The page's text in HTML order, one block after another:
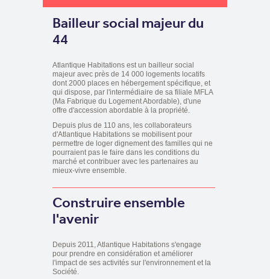
Bailleur social majeur du
44
Atlantique Habitations est un bailleur social
majeur avec près de 14 000 logements locatifs
dont 2000 places en hébergement spécifique, et
qui dispose, par l'intermédiaire de sa filiale MFLA
(Ma Fabrique du Logement Abordable), d'une
offre d'accession abordable à la propriété.
Depuis plus de 110 ans, les collaborateurs
d'Atlantique Habitations se mobilisent pour
permettre de loger dignement des familles qui ne
pourraient pas le faire dans les conditions du
marché et contribuer avec les partenaires au
mieux-vivre ensemble.
Construire ensemble
l'avenir
Depuis 2011, Atlantique Habitations s'engage
pour prendre en considération et améliorer
l'impact de ses activités sur l'environnement et la
Société.